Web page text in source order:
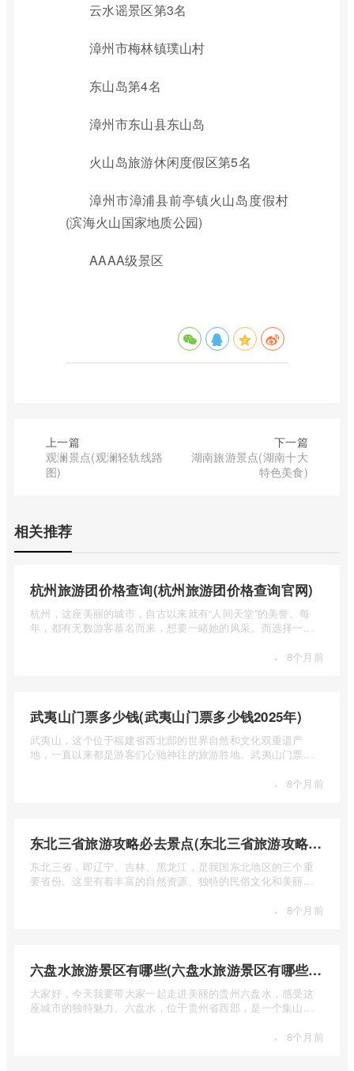
云水谣景区第3名
漳州市梅林镇璞山村
东山岛第4名
漳州市东山县东山岛
火山岛旅游休闲度假区第5名
漳州市漳浦县前亭镇火山岛度假村
(滨海火山国家地质公园)
AAAA级景区
上一篇
观澜景点(观澜轻轨线路
图)
下一篇
湖南旅游景点(湖南十大
特色美食)
相关推荐
杭州旅游团价格查询(杭州旅游团价格查询官网)
杭州，这座美丽的城市，自古以来就有“人间天堂”的美誉。每
年，都有无数游客慕名而来，想要一睹她的风采。而选择一个
· 8个月前
武夷山门票多少钱(武夷山门票多少钱2025年)
武夷山，这个位于福建省西北部的世界自然和文化双重遗产
地，一直以来都是游客们心驰神往的旅游胜地。武夷山门票多
· 8个月前
东北三省旅游攻略必去景点(东北三省旅游攻略必去景点视频介绍)
东北三省，即辽宁、吉林、黑龙江，是我国东北地区的三个重
要省份。这里有着丰富的自然资源、独特的民俗文化和美丽的
· 8个月前
六盘水旅游景区有哪些(六盘水旅游景区有哪些景点值得去)
大家好，今天我要带大家一起走进美丽的贵州六盘水，感受这
座城市的独特魅力。六盘水，位于贵州省西部，是一个集山水
· 8个月前